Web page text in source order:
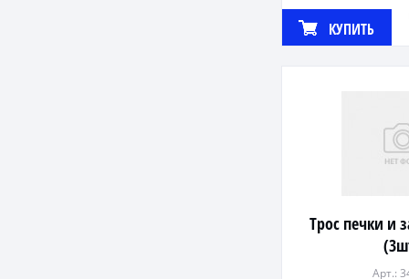
КУПИТЬ
Трос печки и
Арт.: